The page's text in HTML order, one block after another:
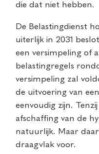
die dat niet hebben.
De Belastingdienst
uiterlijk in 2031
een versimpeling of
belastingregels
versimpeling zal
de uitvoering van
eenvoudig zijn.
afschaffing van de
natuurlijk. Maar
draagvlak voor.